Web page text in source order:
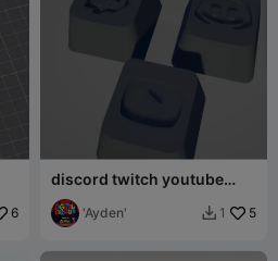
6
discord twitch youtube
keycaps
'Ayden'  1 5